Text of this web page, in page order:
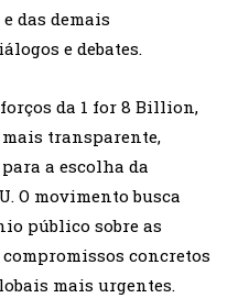
das demais
e debates.
da 1 for 8 Billion,
mais transparente,
a escolha da
O movimento busca
público sobre as
concretos
mais urgentes.